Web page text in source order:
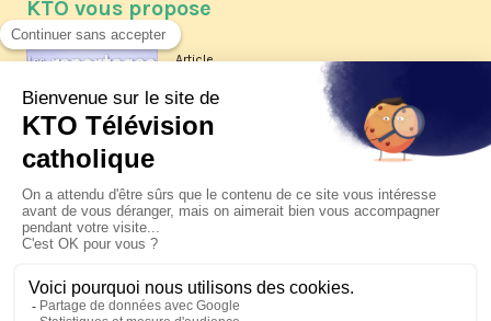
KTO vous propose
Article
Les reportages d'été 2026 de KTO
La visite pastorale du pape Léon
XIV à Assise à suivre sur KTO le
jeudi 6 août
Le pape en Uruguay, Argentine et
Pérou du 6 au 17 novembre 2026